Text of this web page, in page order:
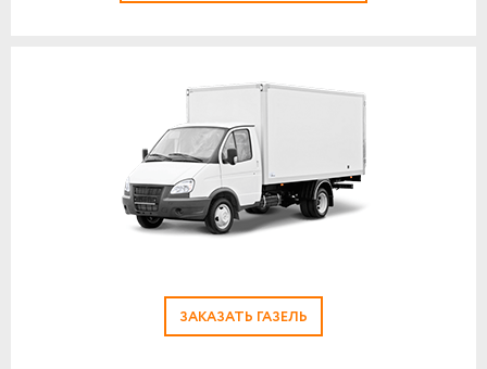
ЗАКАЗАТЬ ГАЗЕЛЬ